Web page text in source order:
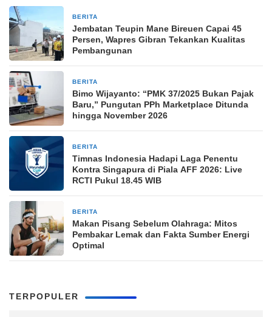
BERITA
Jembatan Teupin Mane Bireuen Capai 45
Persen, Wapres Gibran Tekankan Kualitas
Pembangunan
BERITA
Bimo Wijayanto: “PMK 37/2025 Bukan Pajak
Baru,” Pungutan PPh Marketplace Ditunda
hingga November 2026
BERITA
Timnas Indonesia Hadapi Laga Penentu
Kontra Singapura di Piala AFF 2026: Live
RCTI Pukul 18.45 WIB
BERITA
Makan Pisang Sebelum Olahraga: Mitos
Pembakar Lemak dan Fakta Sumber Energi
Optimal
TERPOPULER